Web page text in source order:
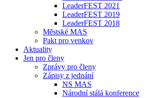
LeaderFEST 2021
LeaderFEST 2019
LeaderFEST 2018
Městské MAS
Pakt pro venkov
Aktuality
Jen pro členy
Zprávy pro členy
Zápisy z jednání
NS MAS
Národní stálá konference